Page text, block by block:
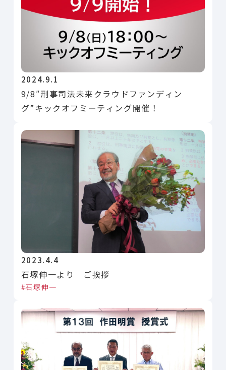
2024.9.1
9/8″刑事司法未来クラウドファンディン
グ”キックオフミーティング開催！
2023.4.4
石塚伸一より ご挨拶
石塚伸一